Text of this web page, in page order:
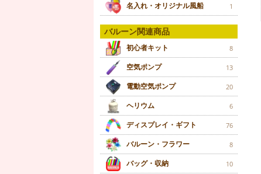
名入れ・オリジナル風船 1
バルーン関連商品
初心者キット 8
空気ポンプ 13
電動空気ポンプ 20
ヘリウム 6
ディスプレイ・ギフト 76
バルーン・フラワー 8
バッグ・収納 10